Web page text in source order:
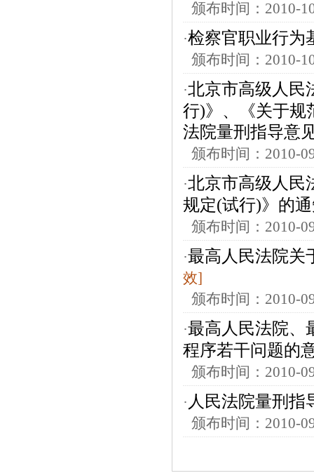
颁布时间：2010-
·检察官职业行为
颁布时间：2010-
·北京市高级人民
行)》、《关于规
法院量刑指导意
颁布时间：2010-
·北京市高级人民
规定(试行)》的
颁布时间：2010-
·最高人民法院关
效]
颁布时间：2010-
·最高人民法院、
程序若干问题的
颁布时间：2010-
· 人民法院量刑指
颁布时间：2010-